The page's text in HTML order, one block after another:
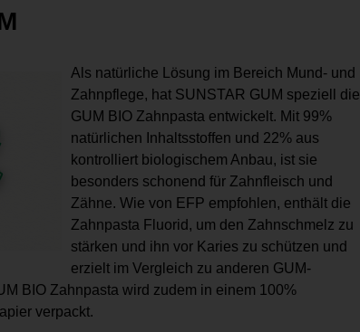
Als natürliche Lösung im Bereich Mund- und
Zahnpflege, hat SUNSTAR GUM speziell die
GUM BIO Zahnpasta entwickelt. Mit 99%
natürlichen Inhaltsstoffen und 22% aus
kontrolliert biologischem Anbau, ist sie
besonders schonend für Zahnfleisch und
Zähne. Wie von EFP empfohlen, enthält die
Zahnpasta Fluorid, um den Zahnschmelz zu
stärken und ihn vor Karies zu schützen und
erzielt im Vergleich zu anderen GUM-
BIO Zahnpasta wird zudem in einem 100%
verpackt.